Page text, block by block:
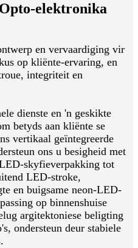
elektronika
en vervaardiging vir
op kliënte-ervaring, en
integriteit en
dienste en 'n geskikte
betyds aan kliënte se
vertikaal geïntegreerde
ons u besigheid met
skyfieverpakking tot
LED-stroke,
en buigsame neon-LED-
op binnenshuise
argitektoniese beligting
ondersteun deur stabiele